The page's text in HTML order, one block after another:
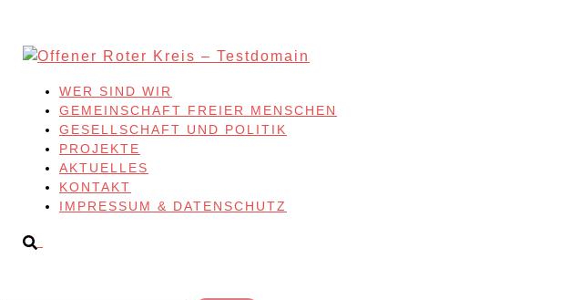
content
WER SIND WIR
GEMEINSCHAFT FREIER MENSCHEN
GESELLSCHAFT UND POLITIK
PROJEKTE
AKTUELLES
KONTAKT
IMPRESSUM & DATENSCHUTZ